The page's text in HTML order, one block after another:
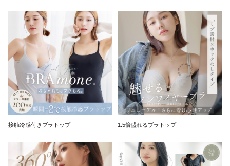
接触冷感付きブラトップ 1.5倍盛れるブラトップ